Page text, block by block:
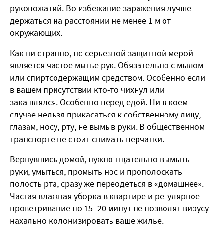
рукопожатий. Во избежание заражения лучше
держаться на расстоянии не менее 1 м от
окружающих.
Как ни странно, но серьезной защитной мерой
является частое мытье рук. Обязательно с мылом
или спиртсодержащим средством. Особенно если
в вашем присутствии кто-то чихнул или
закашлялся. Особенно перед едой. Ни в коем
случае нельзя прикасаться к собственному лицу,
глазам, носу, рту, не вымыв руки. В общественном
транспорте не стоит снимать перчатки.
Вернувшись домой, нужно тщательно вымыть
руки, умыться, промыть нос и прополоскать
полость рта, сразу же переодеться в «домашнее».
Частая влажная уборка в квартире и регулярное
проветривание по 15–20 минут не позволят вирусу
нахально колонизировать ваше жилье.